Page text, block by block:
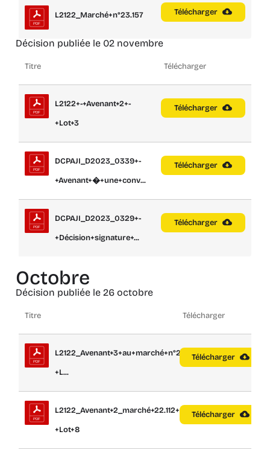
L2122_Marché+n°23.157 Télécharger
Décision publiée le 02 novembre
Titre Télécharger
L2122+-+Avenant+2+-
+Lot+3
Télécharger
DCPAJI_D2023_0339+-
+Avenant+�+une+conv...
Télécharger
DCPAJI_D2023_0329+-
+Décision+signature+...
Télécharger
Octobre
Décision publiée le 26 octobre
Titre Télécharger
L2122_Avenant+3+au+marché+n°22.113+-
+L...
Télécharger
L2122_Avenant+2_marché+22.112+-
+Lot+8
Télécharger